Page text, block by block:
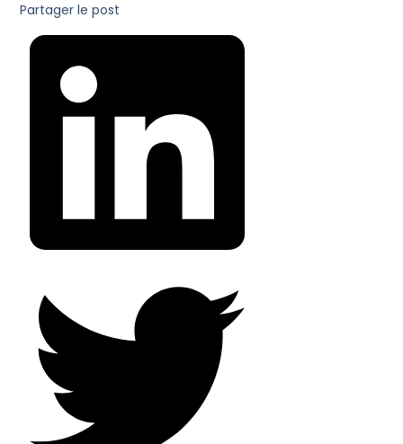
Partager le post